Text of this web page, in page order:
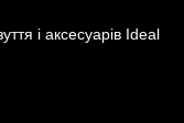
і аксесуарів Ideal